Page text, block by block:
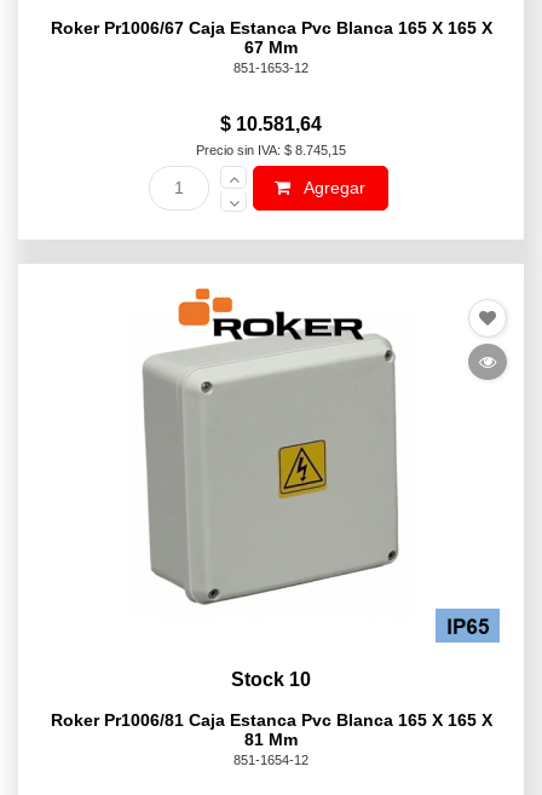
Roker Pr1006/67 Caja Estanca Pvc Blanca 165 X 165 X
67 Mm
851-1653-12
$ 10.581,64
Precio sin IVA: $ 8.745,15
Agregar
Stock 10
Roker Pr1006/81 Caja Estanca Pvc Blanca 165 X 165 X
81 Mm
851-1654-12